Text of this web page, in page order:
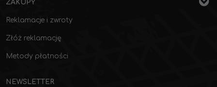
ZAKUPY
Reklamacje i zwroty
Złóż reklamację
Metody płatności
NEWSLETTER